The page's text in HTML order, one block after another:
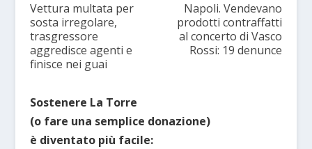
Vettura multata per
sosta irregolare,
trasgressore
aggredisce agenti e
finisce nei guai
Napoli. Vendevano
prodotti contraffatti
al concerto di Vasco
Rossi: 19 denunce
Sostenere La Torre
(o fare una semplice donazione)
è diventato più facile: